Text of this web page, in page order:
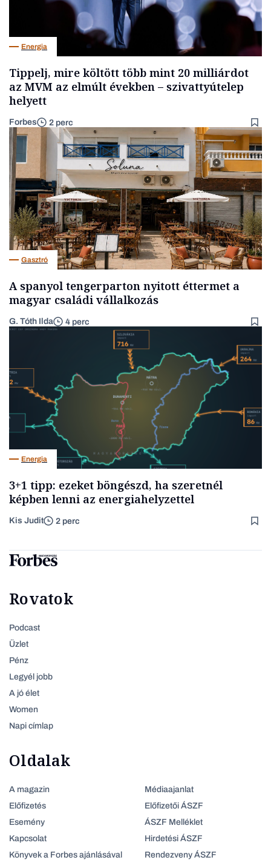
Energia
Tippelj, mire költött több mint 20 milliárdot
az MVM az elmúlt években – szivattyútelep
helyett
Forbes 2 perc
Gasztró
A spanyol tengerparton nyitott éttermet a
magyar családi vállalkozás
G. Tóth Ilda 4 perc
Energia
3+1 tipp: ezeket böngészd, ha szeretnél
képben lenni az energiahelyzettel
Kis Judit 2 perc
Rovatok
Podcast
Üzlet
Pénz
Legyél jobb
A jó élet
Women
Napi címlap
Oldalak
A magazin
Előfizetés
Esemény
Kapcsolat
Könyvek a Forbes ajánlásával
Médiaajanlat
Előfizetői ÁSZF
ÁSZF Melléklet
Hirdetési ÁSZF
Rendezveny ÁSZF